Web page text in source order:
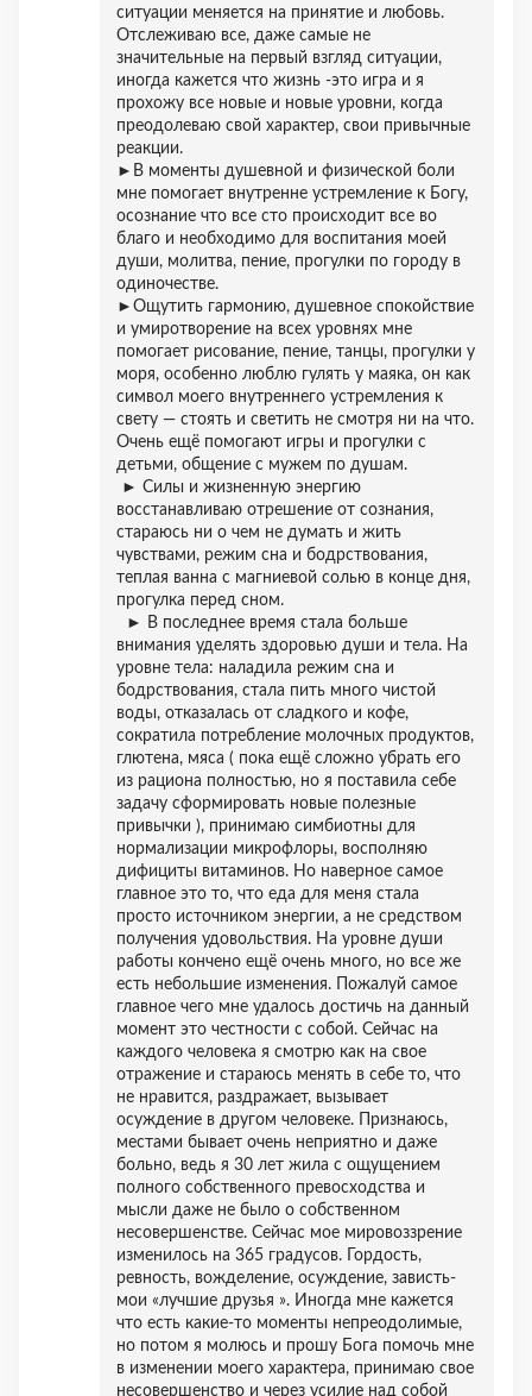
ситуации меняется на принятие и любовь.
Отслеживаю все, даже самые не
значительные на первый взгляд ситуации,
иногда кажется что жизнь -это игра и я
прохожу все новые и новые уровни, когда
преодолеваю свой характер, свои привычные
реакции.
►В моменты душевной и физической боли
мне помогает внутренне устремление к Богу,
осознание что все сто происходит все во
благо и необходимо для воспитания моей
души, молитва, пение, прогулки по городу в
одиночестве.
►Ощутить гармонию, душевное спокойствие
и умиротворение на всех уровнях мне
помогает рисование, пение, танцы, прогулки у
моря, особенно люблю гулять у маяка, он как
символ моего внутреннего устремления к
свету — стоять и светить не смотря ни на что.
Очень ещё помогают игры и прогулки с
детьми, общение с мужем по душам.
► Силы и жизненную энергию
восстанавливаю отрешение от сознания,
стараюсь ни о чем не думать и жить
чувствами, режим сна и бодрствования,
теплая ванна с магниевой солью в конце дня,
прогулка перед сном.
► В последнее время стала больше
внимания уделять здоровью души и тела. На
уровне тела: наладила режим сна и
бодрствования, стала пить много чистой
воды, отказалась от сладкого и кофе,
сократила потребление молочных продуктов,
глютена, мяса ( пока ещё сложно убрать его
из рациона полностью, но я поставила себе
задачу сформировать новые полезные
привычки ), принимаю симбиотны для
нормализации микрофлоры, восполняю
дифициты витаминов. Но наверное самое
главное это то, что еда для меня стала
просто источником энергии, а не средством
получения удовольствия. На уровне души
работы кончено ещё очень много, но все же
есть небольшие изменения. Пожалуй самое
главное чего мне удалось достичь на данный
момент это честности с собой. Сейчас на
каждого человека я смотрю как на свое
отражение и стараюсь менять в себе то, что
не нравится, раздражает, вызывает
осуждение в другом человеке. Признаюсь,
местами бывает очень неприятно и даже
больно, ведь я 30 лет жила с ощущением
полного собственного превосходства и
мысли даже не было о собственном
несовершенстве. Сейчас мое мировоззрение
изменилось на 365 градусов. Гордость,
ревность, вожделение, осуждение, зависть-
мои «лучшие друзья ». Иногда мне кажется
что есть какие-то моменты непреодолимые,
но потом я молюсь и прошу Бога помочь мне
в изменении моего характера, принимаю свое
несовершенство и через усилие над собой